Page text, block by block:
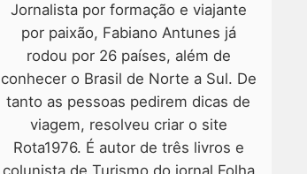
Jornalista por formação e viajante
por paixão, Fabiano Antunes já
rodou por 26 países, além de
conhecer o Brasil de Norte a Sul. De
tanto as pessoas pedirem dicas de
viagem, resolveu criar o site
Rota1976. É autor de três livros e
colunista de Turismo do jornal Folha